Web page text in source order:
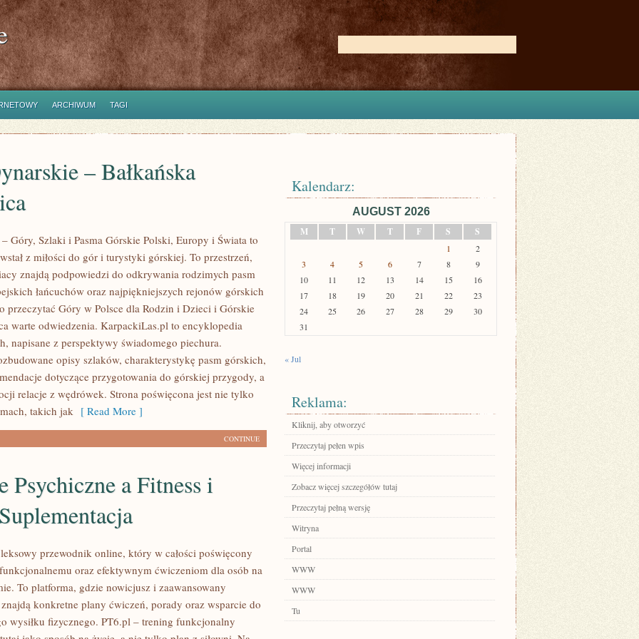
ARCHIWUM TAGI
– Bałkańska
Góry, Szlaki i Pasma Górskie Polski, Europy i Świata to
z miłości do gór i turystyki górskiej. To przestrzeń,
znajdą podpowiedzi do odkrywania rodzimych pasm
łańcuchów oraz najpiękniejszych rejonów górskich
przeczytać Góry w Polsce dla Rodzin i Dzieci i Górskie
warte odwiedzenia. KarpackiLas.pl to encyklopedia
napisane z perspektywy świadomego piechura.
opisy szlaków, charakterystykę pasm górskich,
dotyczące przygotowania do górskiej przygody, a
relacje z wędrówek. Strona poświęcona jest nie tylko
takich jak [ Read More ]
CONTINUE
Psychiczne a Fitness i
przewodnik online, który w całości poświęcony
oraz efektywnym ćwiczeniom dla osób na
To platforma, gdzie nowicjusz i zaawansowany
konkretne plany ćwiczeń, porady oraz wsparcie do
wysiłku fizycznego. PT6.pl – trening funkcjonalny
Kalendarz:
AUGUST 2026
M
T W T F S S
1
2
3
4 5 6 7 8
9
10
11 12 13 14 15
16
17
18 19 20 21 22
23
24
25 26 27 28 29
30
31
« Jul
Reklama:
Kliknij, aby otworzyć
Przeczytaj pełen wpis
Więcej informacji
Zobacz więcej szczegółów tutaj
Przeczytaj pełną wersję
Witryna
Portal
WWW
WWW
Tu